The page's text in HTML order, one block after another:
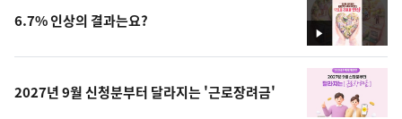
영
상
6.7% 인상의 결과는요?
2027년 9월 신청분부터 달라지는 '근로장려금'